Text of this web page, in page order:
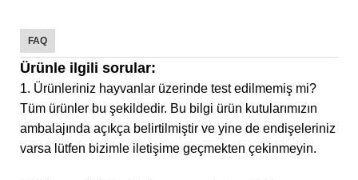
FAQ
Ürünle ilgili sorular:
1. Ürünleriniz hayvanlar üzerinde test edilmemiş mi?
Tüm ürünler bu şekildedir. Bu bilgi ürün kutularımızın
ambalajında ​​açıkça belirtilmiştir ve yine de endişeleriniz
varsa lütfen bizimle iletişime geçmekten çekinmeyin.